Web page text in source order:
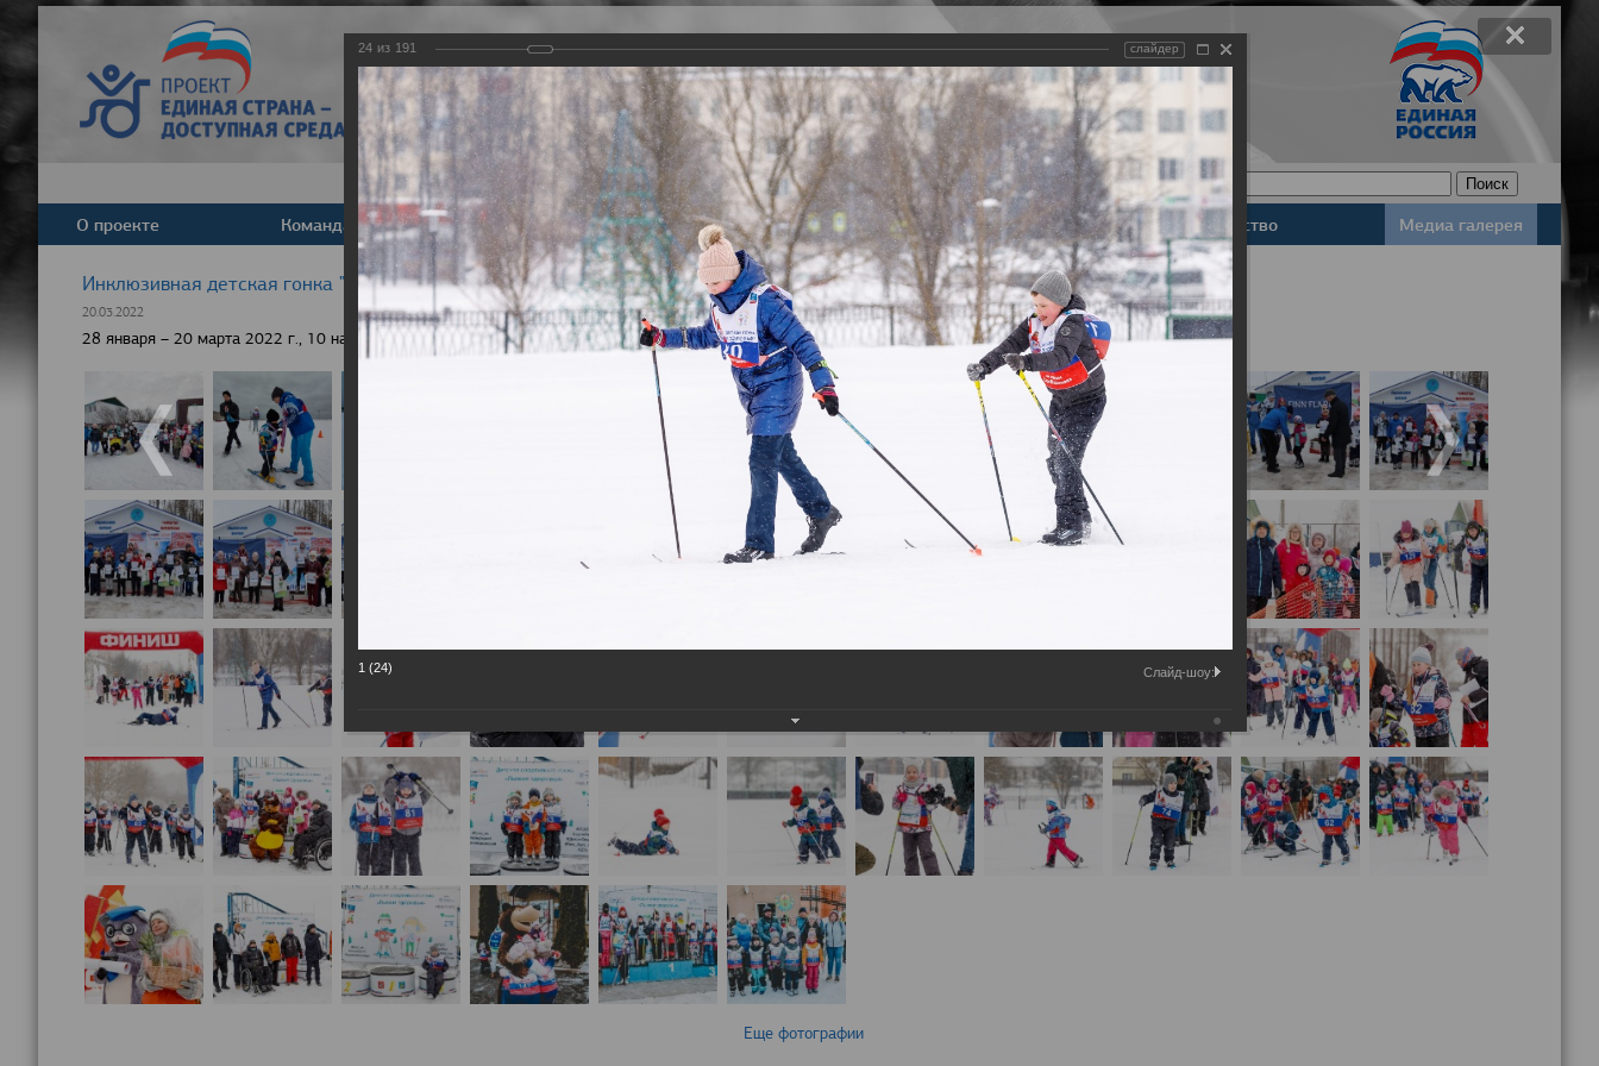
Задать вопрос
Версия для слабовидящих
О проекте Команда Новости Деятельность Базы данных Законодательство Медиа галерея
Инклюзивная детская гонка "Лыжня здоровья" 2022
20.03.2022
28 января – 20 марта 2022 г., 10 населенных пунктов России, более 1700 детей-участников, в том числе - с инвалидностью.
Еще фотографии
24 из 191 слайдер
1 (24) Слайд-шоу: